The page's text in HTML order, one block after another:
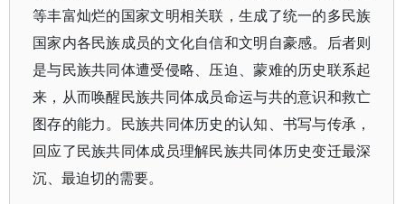
等丰富灿烂的国家文明相关联，生成了统一的多民族
国家内各民族成员的文化自信和文明自豪感。后者则
是与民族共同体遭受侵略、压迫、蒙难的历史联系起
来，从而唤醒民族共同体成员命运与共的意识和救亡
图存的能力。民族共同体历史的认知、书写与传承，
回应了民族共同体成员理解民族共同体历史变迁最深
沉、最迫切的需要。